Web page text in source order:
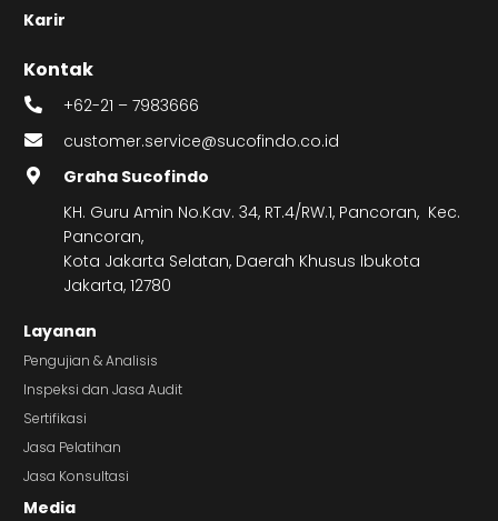
Karir
Kontak
+62-21 – 7983666
customer.service@sucofindo.co.id
Graha Sucofindo
KH. Guru Amin No.Kav. 34, RT.4/RW.1, Pancoran, Kec.
Pancoran,
Kota Jakarta Selatan, Daerah Khusus Ibukota
Jakarta, 12780
Layanan
Pengujian & Analisis
Inspeksi dan Jasa Audit
Sertifikasi
Jasa Pelatihan
Jasa Konsultasi
Media